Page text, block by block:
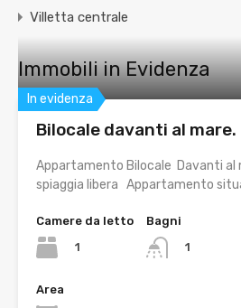
Villetta centrale
Immobili in Evidenza
In evidenza
Bilocale davanti al mare.
Appartamento Bilocale Davanti al
spiaggia libera Appartamento
Camere da letto
1
Bagni
1
Area